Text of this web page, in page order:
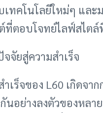
เทคโนโลยีใหม่ๆ และ
ที่ตอบโจทย์ไลฟ์สไตล์
จจัยสู่ความสำเร็จ
ำเร็จของ L60 เกิดจา
นอย่างลงตัวของหลา